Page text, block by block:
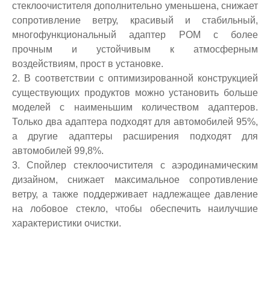
стеклоочистителя дополнительно уменьшена, снижает
сопротивление ветру, красивый и стабильный,
многофункциональный адаптер POM с более
прочным и устойчивым к атмосферным
воздействиям, прост в установке.
2. В соответствии с оптимизированной конструкцией
существующих продуктов можно установить больше
моделей с наименьшим количеством адаптеров.
Только два адаптера подходят для автомобилей 95%,
а другие адаптеры расширения подходят для
автомобилей 99,8%.
3. Спойлер стеклоочистителя с аэродинамическим
дизайном, снижает максимальное сопротивление
ветру, а также поддерживает надлежащее давление
на лобовое стекло, чтобы обеспечить наилучшие
характеристики очистки.